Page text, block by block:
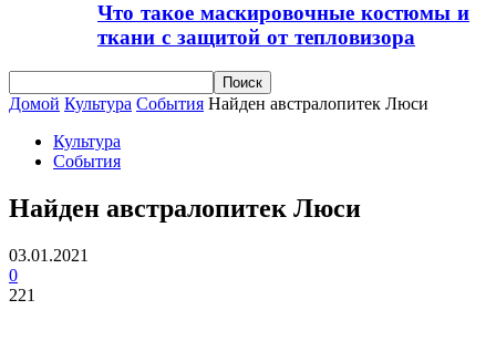
Что такое маскировочные костюмы и
ткани с защитой от тепловизора
Домой Культура События Найден австралопитек Люси
Культура
События
Найден австралопитек Люси
03.01.2021
0
221